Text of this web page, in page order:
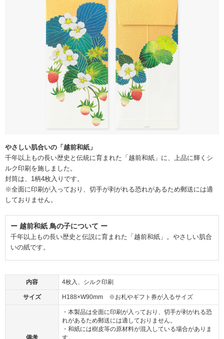
やさしい肌合いの「越前和紙」
千年以上もの長い歴史と伝統に育まれた「越前和紙」に、上品に輝くシ
ルク印刷を施しました。
封筒は、1柄4枚入りです。
※全面に印刷が入っており、切手が剥がれる恐れがあるため郵送には適
しておりません。
ー 越前和紙 鳥の子について ー
千年以上もの長い歴史と伝説に育まれた「越前和紙」。やさしい肌合
いの紙です。
内容 4枚入、シルク印刷
サイズ H188×W90mm ※お札やギフト券が入るサイズ
備考
・本製品は全面に印刷が入っており、切手が剥がれる恐
れがあるため郵送には適しておりません。
・和紙には樹皮等の原材料が混入している場合がありま
す。